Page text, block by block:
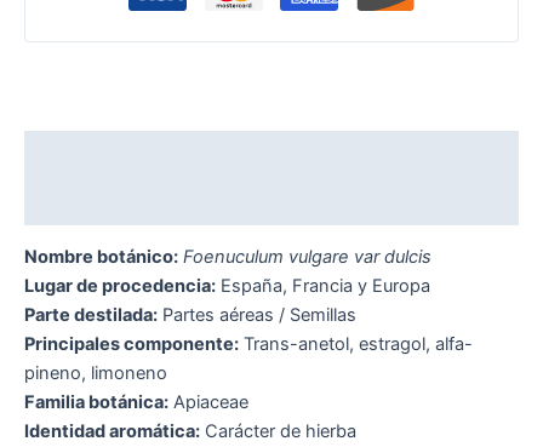
Nombre botánico: Foenuculum vulgare var dulcis
Lugar de procedencia: España, Francia y Europa
Parte destilada: Partes aéreas / Semillas
Principales componente: Trans-anetol, estragol, alfa-
pineno, limoneno
Familia botánica: Apiaceae
Identidad aromática: Carácter de hierba